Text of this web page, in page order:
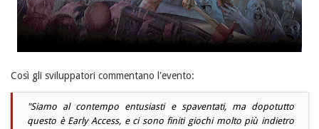
Così gli sviluppatori commentano l'evento:
"Siamo al contempo entusiasti e spaventati, ma dopotutto
questo è Early Access, e ci sono finiti giochi molto più indietro